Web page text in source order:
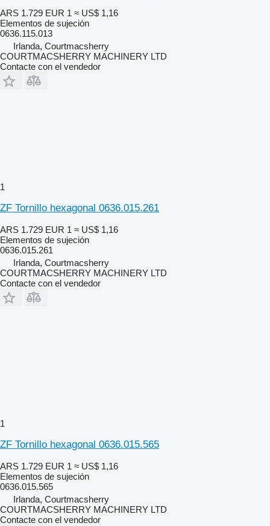
ARS 1.729 EUR 1 ≈ US$ 1,16
Elementos de sujeción
0636.115.013
Irlanda, Courtmacsherry
COURTMACSHERRY MACHINERY LTD
Contacte con el vendedor
1
ZF Tornillo hexagonal 0636.015.261
ARS 1.729 EUR 1 ≈ US$ 1,16
Elementos de sujeción
0636.015.261
Irlanda, Courtmacsherry
COURTMACSHERRY MACHINERY LTD
Contacte con el vendedor
1
ZF Tornillo hexagonal 0636.015.565
ARS 1.729 EUR 1 ≈ US$ 1,16
Elementos de sujeción
0636.015.565
Irlanda, Courtmacsherry
COURTMACSHERRY MACHINERY LTD
Contacte con el vendedor